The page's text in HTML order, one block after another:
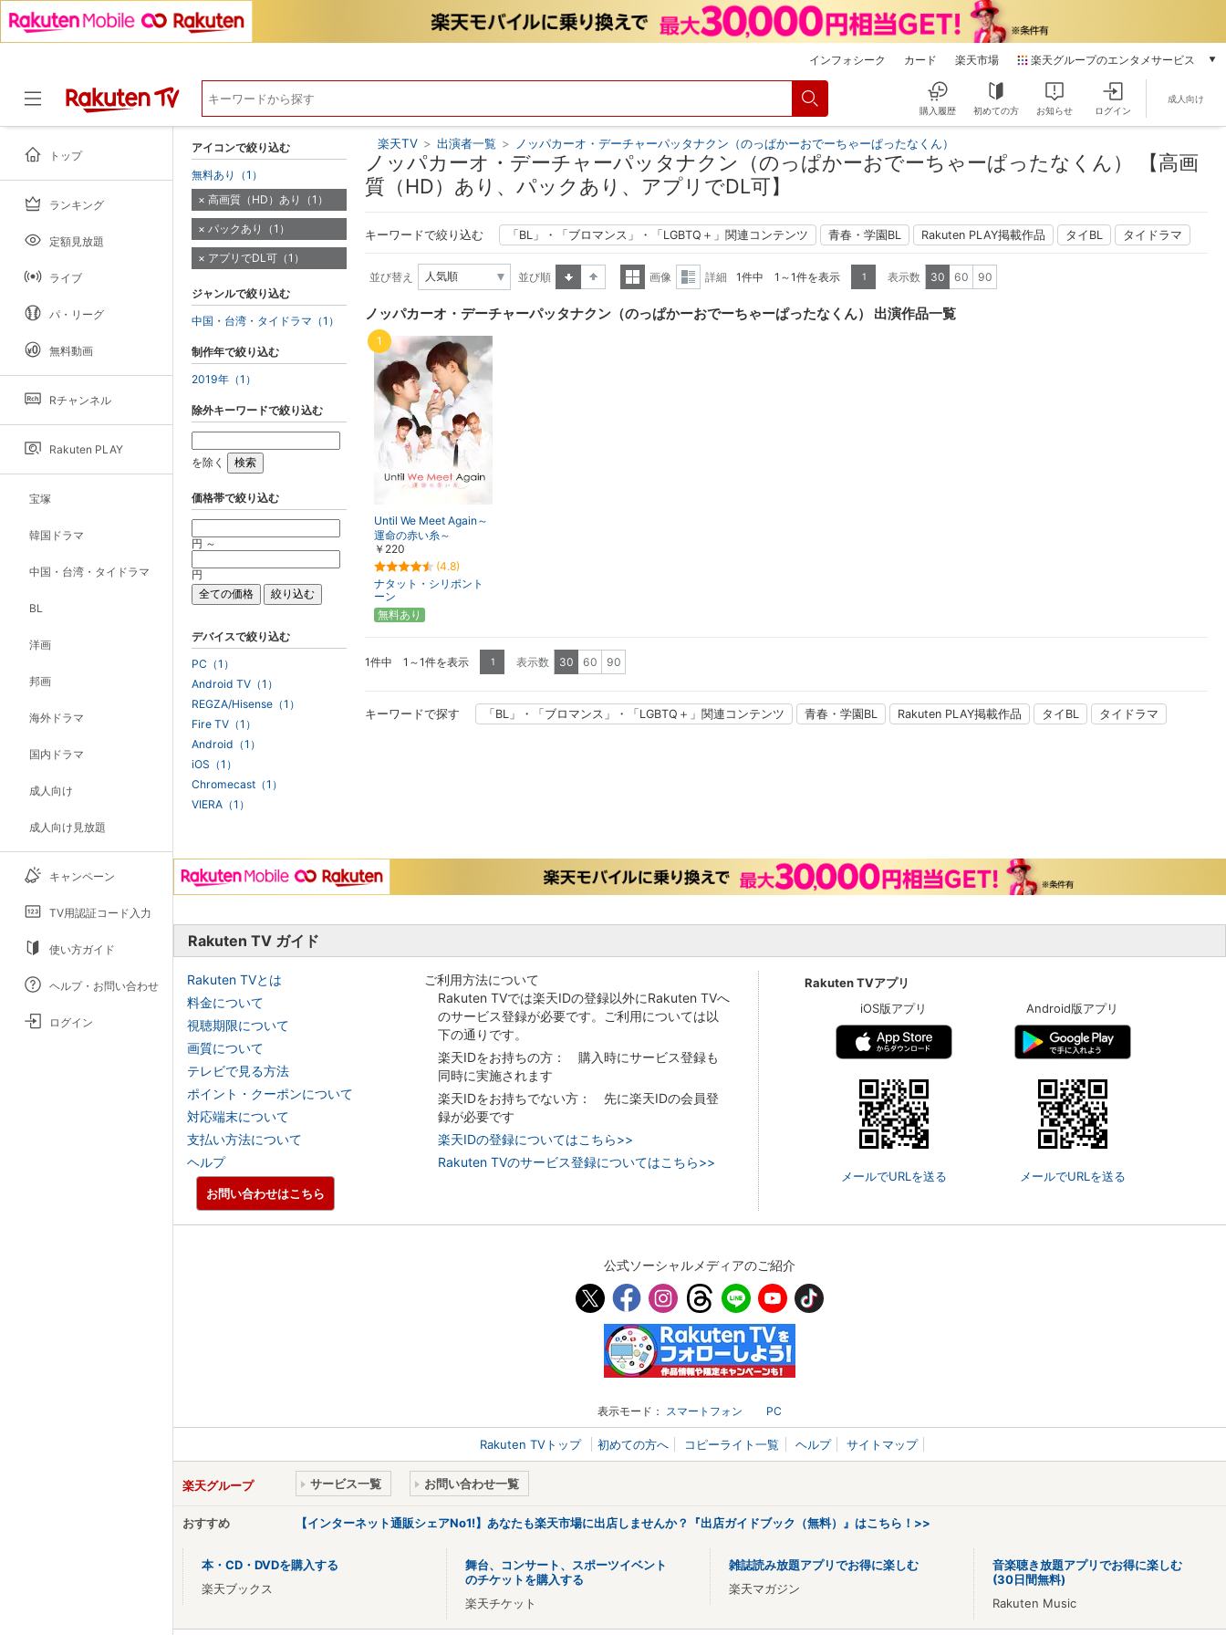
インフォシーク カード 楽天市場 楽天グループのエンタメサービス
本/ゲーム/CD/DVD
電子書籍
楽天マガジン
動画配信
購入履歴 初めての方 お知らせ ログイン
成人向け
トップ
ランキング
定額見放題
ライブ
パ・リーグ
無料動画
Rチャンネル
Rakuten PLAY
宝塚
韓国ドラマ
中国・台湾・タイドラマ
BL
洋画
邦画
海外ドラマ
国内ドラマ
成人向け
成人向け見放題
キャンペーン
TV用認証コード入力
使い方ガイド
ヘルプ・お問い合わせ
ログイン
楽天TV > 出演者一覧 > ノッパカーオ・デーチャーパッタナクン（のっぱかーおでーちゃーぱったなくん）
ノッパカーオ・デーチャーパッタナクン（のっぱかーおでーちゃーぱったなくん） 【高画
質（HD）あり、パックあり、アプリでDL可】
キーワードで絞り込む 「BL」・「ブロマンス」・「LGBTQ＋」関連コンテンツ 青春・学園BL Rakuten PLAY掲載作品 タイBL タイドラマ
並び替え
並び順
表示
画像
表示
詳細 1件中 1～1件を表示 1 表示数 30 60 90
ノッパカーオ・デーチャーパッタナクン（のっぱかーおでーちゃーぱったなくん） 出演作品一覧
Until We Meet Again～
運命の赤い糸～
￥220
(4.8)
ナタット・シリポント
ーン
1
無料あり
1件中 1～1件を表示 1 表示数 30 60 90
キーワードで探す 「BL」・「ブロマンス」・「LGBTQ＋」関連コンテンツ 青春・学園BL Rakuten PLAY掲載作品 タイBL タイドラマ
アイコンで絞り込む
無料あり（1）
高画質（HD）あり（1）
パックあり（1）
アプリでDL可（1）
ジャンルで絞り込む
中国・台湾・タイドラマ（1）
制作年で絞り込む
2019年（1）
除外キーワードで絞り込む
を除く
価格帯で絞り込む
円 ～
円
デバイスで絞り込む
PC（1）
Android TV（1）
REGZA/Hisense（1）
Fire TV（1）
Android（1）
iOS（1）
Chromecast（1）
VIERA（1）
Rakuten TV ガイド
Rakuten TVとは
料金について
視聴期限について
画質について
テレビで見る方法
ポイント・クーポンについて
対応端末について
支払い方法について
ヘルプ
ご利用方法について
Rakuten TVでは楽天IDの登録以外にRakuten TVへ
のサービス登録が必要です。ご利用については以
下の通りです。
楽天IDをお持ちの方： 購入時にサービス登録も
同時に実施されます
楽天IDをお持ちでない方： 先に楽天IDの会員登
録が必要です
楽天IDの登録についてはこちら>>
Rakuten TVのサービス登録についてはこちら>>
Rakuten TVアプリ
iOS版アプリ
メールでURLを送る
Android版アプリ
メールでURLを送る
お問い合わせはこちら
公式ソーシャルメディアのご紹介
表示モード： スマートフォン PC
Rakuten TVトップ 初めての方へ コピーライト一覧 ヘルプ サイトマップ
楽天グループ サービス一覧 お問い合わせ一覧
おすすめ 【インターネット通販シェアNo1!】あなたも楽天市場に出店しませんか？『出店ガイドブック（無料）』はこちら！>>
本・CD・DVDを購入する
楽天ブックス
舞台、コンサート、スポーツイベント
のチケットを購入する
楽天チケット
雑誌読み放題アプリでお得に楽しむ
楽天マガジン
音楽聴き放題アプリでお得に楽しむ
(30日間無料)
Rakuten Music